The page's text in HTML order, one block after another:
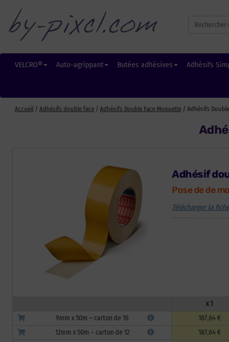
for:
VELCRO® Auto-agrippant Butées adhésives Adhésifs
Accueil / Adhésifs double face / Adhésifs Double Face Moquette / Adhésifs
Adhésif
Pose de de
Télécharger la
x 1
9mm x 50m – carton de 16
187,64 €
12mm x 50m – carton de 12
187,64 €